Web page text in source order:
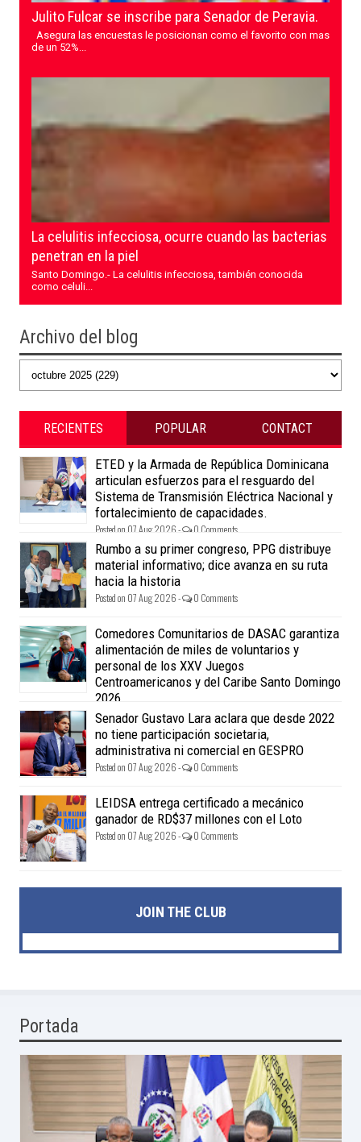
Julito Fulcar se inscribe para Senador de Peravia.
Asegura las encuestas le posicionan como el favorito con mas
de un 52%...
La celulitis infecciosa, ocurre cuando las bacterias
penetran en la piel
Santo Domingo.- La celulitis infecciosa, también conocida
como celuli...
Archivo del blog
RECIENTES POPULAR CONTACT
ETED y la Armada de República Dominicana
articulan esfuerzos para el resguardo del
Sistema de Transmisión Eléctrica Nacional y
fortalecimiento de capacidades.
Posted on 07 Aug 2026 - 0 Comments
Rumbo a su primer congreso, PPG distribuye
material informativo; dice avanza en su ruta
hacia la historia
Posted on 07 Aug 2026 - 0 Comments
Comedores Comunitarios de DASAC garantiza
alimentación de miles de voluntarios y
personal de los XXV Juegos
Centroamericanos y del Caribe Santo Domingo
2026
Posted on 07 Aug 2026 - 0 Comments
Senador Gustavo Lara aclara que desde 2022
no tiene participación societaria,
administrativa ni comercial en GESPRO
Posted on 07 Aug 2026 - 0 Comments
LEIDSA entrega certificado a mecánico
ganador de RD$37 millones con el Loto
Posted on 07 Aug 2026 - 0 Comments
JOIN THE CLUB
Portada